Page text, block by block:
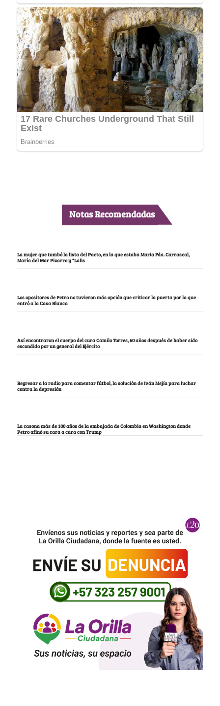
Notas Recomendadas
La mujer que tumbó la lista del Pacto, en la que estaba María Fda. Carrascal,
María del Mar Pizarro y “Lalis
Los opositores de Petro no tuvieron más opción que criticar la puerta por la que
entró a la Casa Blanca
Así encontraron el cuerpo del cura Camilo Torres, 60 años después de haber sido
escondido por un general del Ejército
Regresar a la radio para comentar fútbol, la solución de Iván Mejía para luchar
contra la depresión
La casona más de 100 años de la embajada de Colombia en Washington donde
Petro afinó su cara a cara con Trump